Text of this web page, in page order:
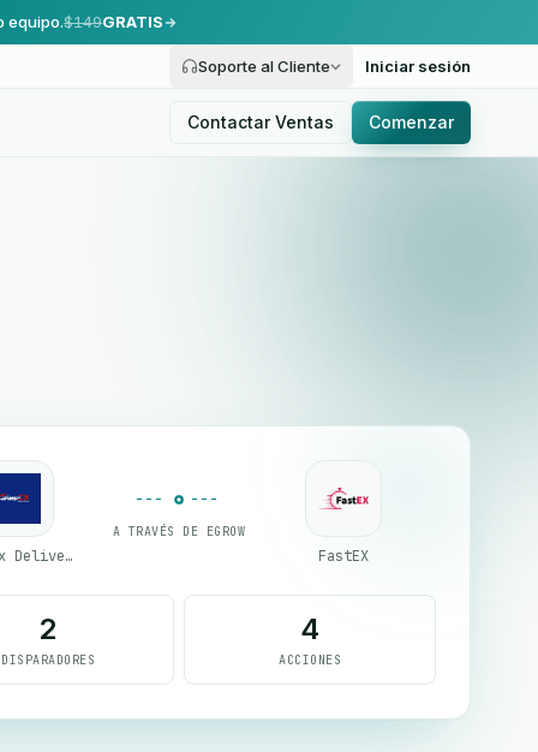
equipo.$149GRATIS
Soporte al Cliente Iniciar sesión
Contactar Ventas Comenzar
Guepex Delivery
A TRAVÉS DE EGROW
FastEX
2
DISPARADORES
4
ACCIONES